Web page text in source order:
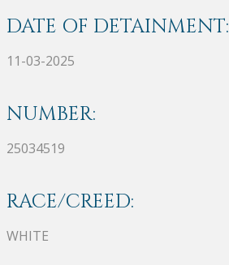
DATE OF DETAINMENT:
11-03-2025
NUMBER:
25034519
RACE/CREED:
WHITE